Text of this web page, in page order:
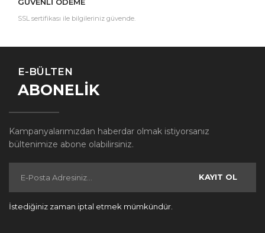
SSL sertifikası ile bilgileriniz güvende.
E-BÜLTEN
ABONELİK
Kampanyalarımızdan haberdar olmak istiyorsanız
bültenimize abone olabilirsiniz.
KAYIT OL
İstediğiniz zaman iptal etmek mümkündür.